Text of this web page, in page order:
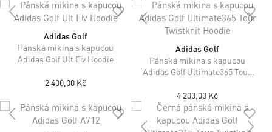
Adidas Golf
Pánská mikina s kapucou
Adidas Golf Ult Elv Hoodie
2 400,00 Kč
Adidas Golf
Pánská mikina s kapucou
Adidas Golf Ultimate365 Tour
4 200,00 Kč